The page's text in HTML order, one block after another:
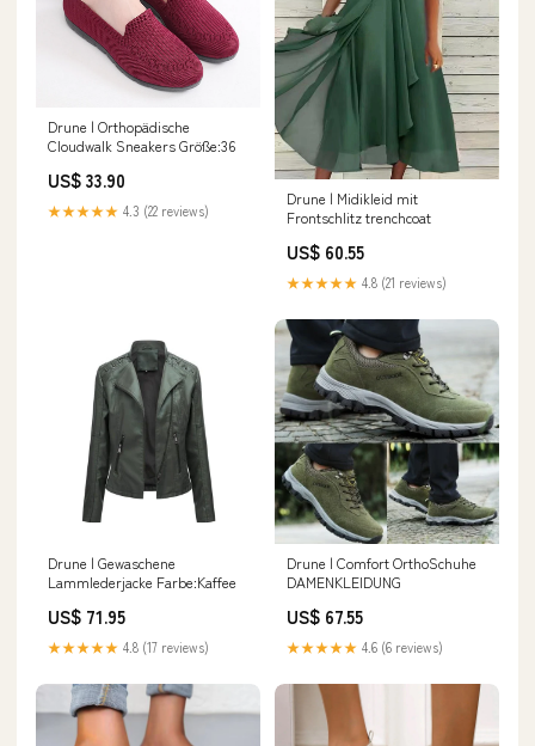
Drune | Orthopädische
Cloudwalk Sneakers Größe:36
US$ 33.90
★★★★★ 4.3 (22 reviews)
Drune | Midikleid mit
Frontschlitz trenchcoat
US$ 60.55
★★★★★ 4.8 (21 reviews)
Drune | Gewaschene
Lammlederjacke Farbe:Kaffee
US$ 71.95
★★★★★ 4.8 (17 reviews)
Drune | Comfort OrthoSchuhe
DAMENKLEIDUNG
US$ 67.55
★★★★★ 4.6 (6 reviews)